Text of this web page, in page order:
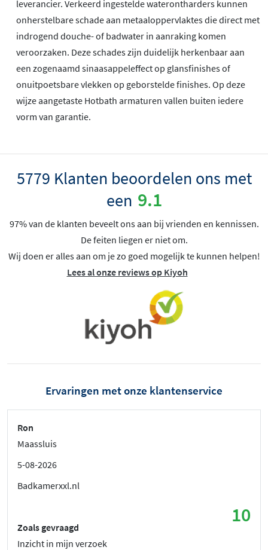
leverancier. Verkeerd ingestelde waterontharders kunnen
onherstelbare schade aan metaaloppervlaktes die direct met
indrogend douche- of badwater in aanraking komen
veroorzaken. Deze schades zijn duidelijk herkenbaar aan
een zogenaamd sinaasappeleffect op glansfinishes of
onuitpoetsbare vlekken op geborstelde finishes. Op deze
wijze aangetaste Hotbath armaturen vallen buiten iedere
vorm van garantie.
5779 Klanten beoordelen ons met
een 9.1
97% van de klanten beveelt ons aan bij vrienden en kennissen.
De feiten liegen er niet om.
Wij doen er alles aan om je zo goed mogelijk te kunnen helpen!
Lees al onze reviews op Kiyoh
Ervaringen met onze klantenservice
Ron
Maassluis
5-08-2026
Badkamerxxl.nl
10
Zoals gevraagd
Inzicht in mijn verzoek